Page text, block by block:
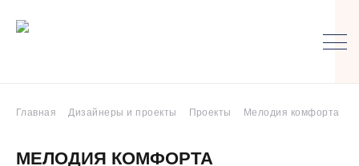
Главная Дизайнеры и проекты Проекты Мелодия комфорта
МЕЛОДИЯ КОМФОРТА